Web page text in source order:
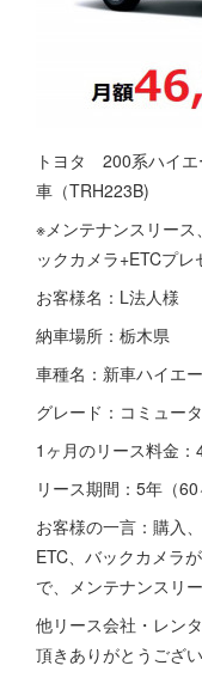
トヨタ 200系ハイ
車（TRH223B)
※メンテナンスリー
ックカメラ+ETCプレ
お客様名：L法人様
納車場所：栃木県
車種名：新車ハイエ
グレード：コミュー
1ヶ月のリース料金
リース期間：5年（
お客様の一言：購入
ETC、バックカメラ
で、メンテナンスリ
他リース会社・レン
頂きありがとうござい